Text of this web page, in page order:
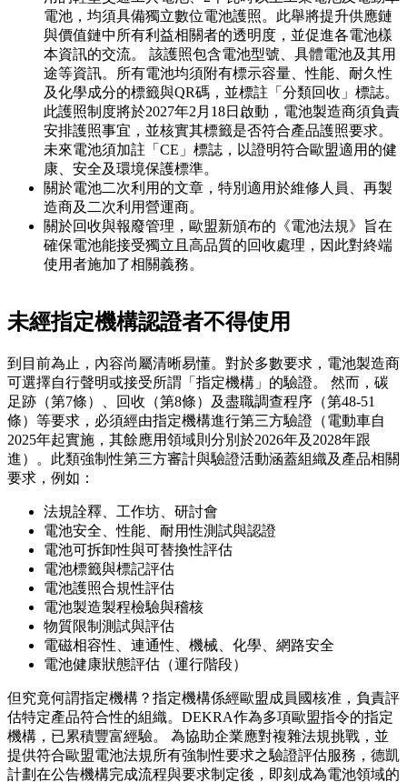
電池，均須具備獨立數位電池護照。此舉將提升供應鏈
與價值鏈中所有利益相關者的透明度，並促進各電池樣
本資訊的交流。 該護照包含電池型號、具體電池及其用
途等資訊。所有電池均須附有標示容量、性能、耐久性
及化學成分的標籤與QR碼，並標註「分類回收」標誌。
此護照制度將於2027年2月18日啟動，電池製造商須負責
安排護照事宜，並核實其標籤是否符合產品護照要求。
未來電池須加註「CE」標誌，以證明符合歐盟適用的健
康、安全及環境保護標準。
關於電池二次利用的文章，特別適用於維修人員、再製
造商及二次利用營運商。
關於回收與報廢管理，歐盟新頒布的《電池法規》旨在
確保電池能接受獨立且高品質的回收處理，因此對終端
使用者施加了相關義務。
未經指定機構認證者不得使用
到目前為止，內容尚屬清晰易懂。對於多數要求，電池製造商
可選擇自行聲明或接受所謂「指定機構」的驗證。 然而，碳
足跡（第7條）、回收（第8條）及盡職調查程序（第48-51
條）等要求，必須經由指定機構進行第三方驗證（電動車自
2025年起實施，其餘應用領域則分別於2026年及2028年跟
進）。此類強制性第三方審計與驗證活動涵蓋組織及產品相關
要求，例如：
法規詮釋、工作坊、研討會
電池安全、性能、耐用性測試與認證
電池可拆卸性與可替換性評估
電池標籤與標記評估
電池護照合規性評估
電池製造製程檢驗與稽核
物質限制測試與評估
電磁相容性、連通性、機械、化學、網路安全
電池健康狀態評估（運行階段）
但究竟何謂指定機構？指定機構係經歐盟成員國核准，負責評
估特定產品符合性的組織。DEKRA作為多項歐盟指令的指定
機構，已累積豐富經驗。 為協助企業應對複雜法規挑戰，並
提供符合歐盟電池法規所有強制性要求之驗證評估服務，德凱
計劃在公告機構完成流程與要求制定後，即刻成為電池領域的